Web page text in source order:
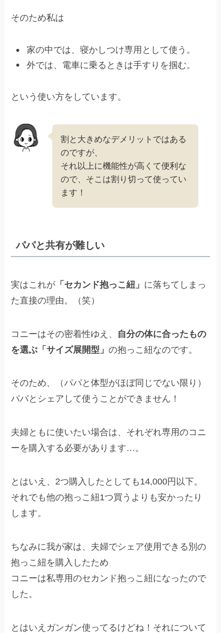
そのため私は
家の中では、寝かしつけ専用として使う。
外では、電車に乗るときは手すりを掴む。
という使い方をしています。
割と大きめなデメリットではある
のですが、
それ以上に機能性が高くて便利な
ので、そこは割り切って使ってい
ます！
パパと共有が難しい
実はこれが 「セカンド抱っこ紐」 に落ちてしまっ
た直接の理由。（笑）
コニーはその密着性ゆえ、 自分の体に合ったもの
を選ぶ「サイズ展開型」の抱っこ紐なのです。
そのため、（パパと体型がほぼ同じでない限り）
パパとシェアして使うことができません！
夫婦ともに使いたい場合は、それぞれ専用のコニ
ーを購入する必要があります…。
とはいえ、2つ購入したとしても14,000円以下。
それでも他の抱っこ紐1つ買うよりも安かったり
します。
ちなみに我が家は、夫婦でシェア使用できる別の
抱っこ紐を購入したため
コニーは私専用のセカンド抱っこ紐になったので
した。
とはいえガンガン使ってるけどね！それについて